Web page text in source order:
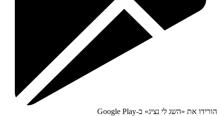
הורידו את «השג לי נציג» ב-Google Play